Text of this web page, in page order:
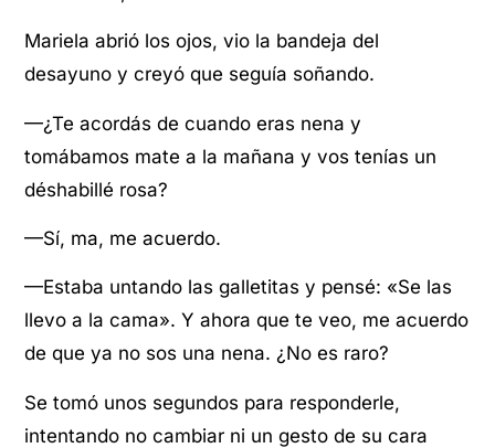
Mariela abrió los ojos, vio la bandeja del
desayuno y creyó que seguía soñando.
—¿Te acordás de cuando eras nena y
tomábamos mate a la mañana y vos tenías un
déshabillé rosa?
—Sí, ma, me acuerdo.
—Estaba untando las galletitas y pensé: «Se las
llevo a la cama». Y ahora que te veo, me acuerdo
de que ya no sos una nena. ¿No es raro?
Se tomó unos segundos para responderle,
intentando no cambiar ni un gesto de su cara